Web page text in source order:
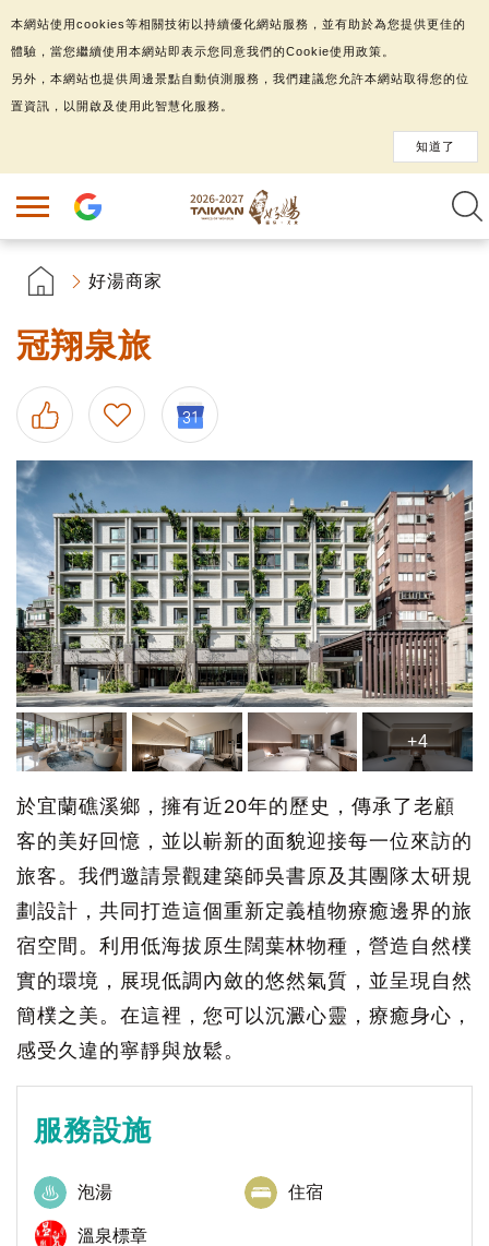
好湯商家
冠翔泉旅
+4
於宜蘭礁溪鄉，擁有近20年的歷史，傳承了老顧
客的美好回憶，並以嶄新的面貌迎接每一位來訪的
旅客。我們邀請景觀建築師吳書原及其團隊太研規
劃設計，共同打造這個重新定義植物療癒邊界的旅
宿空間。利用低海拔原生闊葉林物種，營造自然樸
實的環境，展現低調內斂的悠然氣質，並呈現自然
簡樸之美。在這裡，您可以沉澱心靈，療癒身心，
感受久違的寧靜與放鬆。
服務設施
泡湯 住宿
溫泉標章
本網站使用cookies等相關技術以持續優化網站服務，並有助於為您提供更佳的
體驗，當您繼續使用本網站即表示您同意我們的Cookie使用政策。
另外，本網站也提供周邊景點自動偵測服務，我們建議您允許本網站取得您的位
置資訊，以開啟及使用此智慧化服務。
知道了